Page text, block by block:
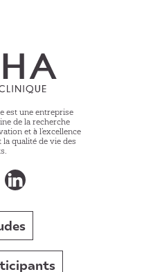
est une entreprise
de la recherche
et à l’excellence
qualité de vie des